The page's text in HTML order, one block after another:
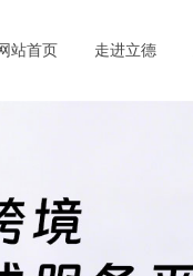
站首页 走进立德